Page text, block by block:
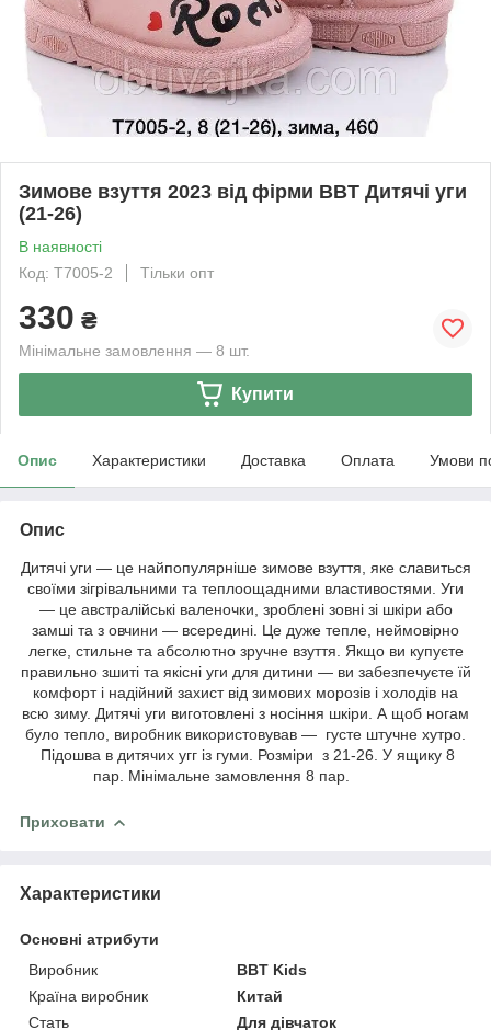
Зимове взуття 2023 від фірми BBT Дитячі уги
(21-26)
В наявності
Код: T7005-2
Тільки опт
330 ₴
Мінімальне замовлення — 8 шт.
Купити
Опис Характеристики Доставка Оплата Умови
Опис
Дитячі уги — це найпопулярніше зимове взуття, яке славиться
своїми зігрівальними та теплоощадними властивостями. Уги
— це австралійські валеночки, зроблені зовні зі шкіри або
замші та з овчини — всередині. Це дуже тепле, неймовірно
легке, стильне та абсолютно зручне взуття. Якщо ви купуєте
правильно зшиті та якісні уги для дитини — ви забезпечуєте їй
комфорт і надійний захист від зимових морозів і холодів на
всю зиму. Дитячі уги виготовлені з носіння шкіри. А щоб ногам
було тепло, виробник використовував — густе штучне хутро.
Підошва в дитячих угг із гуми. Розміри з 21-26. У ящику 8
пар. Мінімальне замовлення 8 пар.
Приховати
Характеристики
Основні атрибути
Виробник
BBT Kids
Країна виробник
Китай
Стать
Для дівчаток